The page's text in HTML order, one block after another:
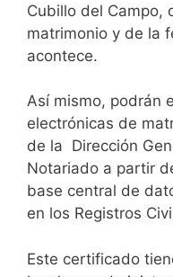
Cubillo del Campo,
matrimonio y de la
acontece.
Así mismo, podrán
electrónicas de
de la Dirección
Notariado a partir
base central de
en los Registros
Este certificado